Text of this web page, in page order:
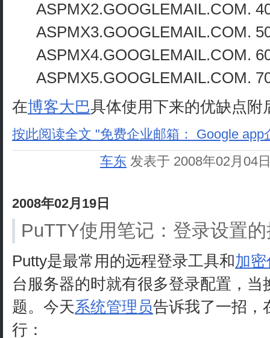
ASPMX2.GOOGLEMAIL.COM.
ASPMX3.GOOGLEMAIL.COM.
ASPMX4.GOOGLEMAIL.COM.
ASPMX5.GOOGLEMAIL.COM.
在博客大巴具体使用下来的优缺点
按此阅读全文 "免费企业邮箱： Google app
车东 发表于 2008年02月04
2008年02月19日
PuTTY使用笔记：登录设置
Putty是最常用的远程登录工具和加
台服务器的时就有很多登录配置，
题。今天系统管理员告诉我了一招，
行：